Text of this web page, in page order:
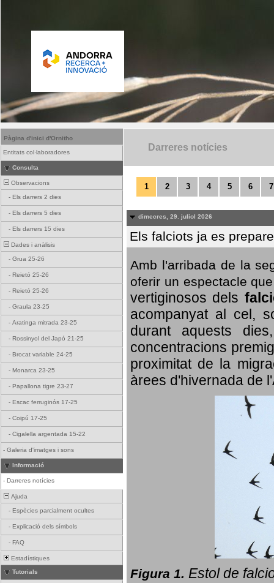
Pàgina d'inici d'Ornitho
Entitats col·laboradores
Consulta
Observacions
- Els darrers 2 dies
- Els darrers 5 dies
- Els darrers 15 dies
Dades i anàlisis
- Grua 25-26
- Reietó 25-26
- Reietó 25-26
- Graula 23-25
- Aratinga mitrada 23-25
- Rossinyol del Japó 21-25
- Brocat variable 24-25
- Monarca 23-25
- Papallona tigre 23-27
- Escac ferruginós 17-25
- Coipú 17-25
- Cigalella argentada 15-22
- Galeria d'imatges i sons
Informació
- Darreres notícies
Ajuda
- Espècies parcialment ocultes
- Explicació dels símbols
- FAQ
Estadístiques
Tutorials
Darreres notícies
1 2 3 4 5 6 7
dimecres, 29. juliol 2026
Els falciots ja es
Amb l'arribada de la
oferir un espectacle
vertiginosos dels
acompanyat al cel,
durant aquests
concentracions
proximitat de la
àrees d'hivernada de
Figura 1. Estol de